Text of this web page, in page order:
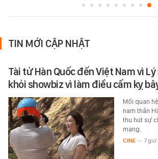
TIN MỚI CẬP NHẬT
Tài tử Hàn Quốc đến Việt Nam vì Lý
khỏi showbiz vì làm điều cấm kỵ
Mối quan
nam thần
thu hút sự
mạng.
CINE - 7